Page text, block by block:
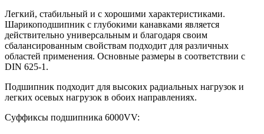
Легкий, стабильный и с хорошими характеристиками.
Шарикоподшипник с глубокими канавками является
действительно универсальным и благодаря своим
сбалансированным свойствам подходит для различных
областей применения. Основные размеры в соответствии с
DIN 625-1.
Подшипник подходит для высоких радиальных нагрузок и
легких осевых нагрузок в обоих направлениях.
Суффиксы подшипника 6000VV: